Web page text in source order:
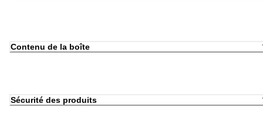
Contenu de la boîte
Sécurité des produits